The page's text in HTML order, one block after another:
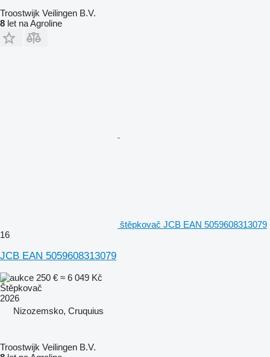
Troostwijk Veilingen B.V.
8 let na Agroline
štěpkovač JCB EAN 5059608313079
16
JCB EAN 5059608313079
250 € ≈ 6 049 Kč
Štěpkovač
2026
Nizozemsko, Cruquius
Troostwijk Veilingen B.V.